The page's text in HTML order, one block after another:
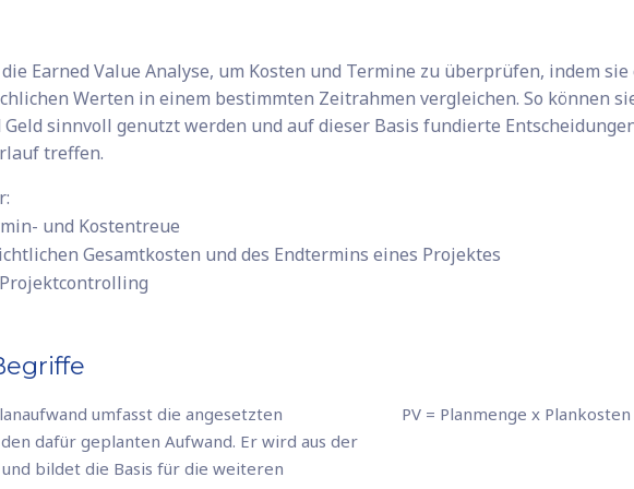
Earned Value Analyse, um Kosten und Termine zu überprüfen, indem sie
Werten in einem bestimmten Zeitrahmen vergleichen. So können
sinnvoll genutzt werden und auf dieser Basis fundierte
treffen.
und Kostentreue
Gesamtkosten und des Endtermins eines Projektes
umfasst die angesetzten
dafür geplanten Aufwand. Er wird aus der
bildet die Basis für die weiteren
PV = Planmenge x Plankosten